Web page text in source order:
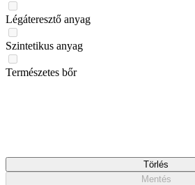
Légáteresztő anyag
Szintetikus anyag
Természetes bőr
Törlés
Mentés